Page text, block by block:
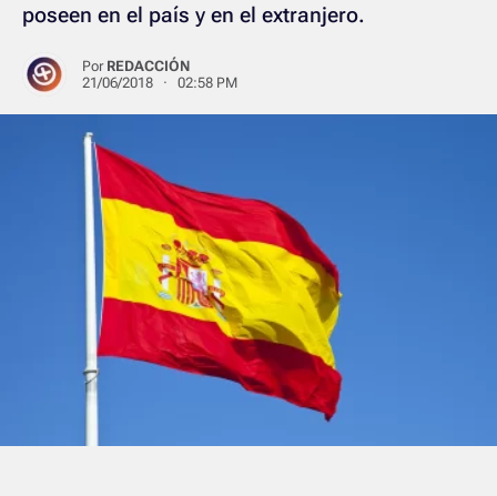
poseen en el país y en el extranjero.
Por REDACCIÓN
21/06/2018 · 02:58 PM